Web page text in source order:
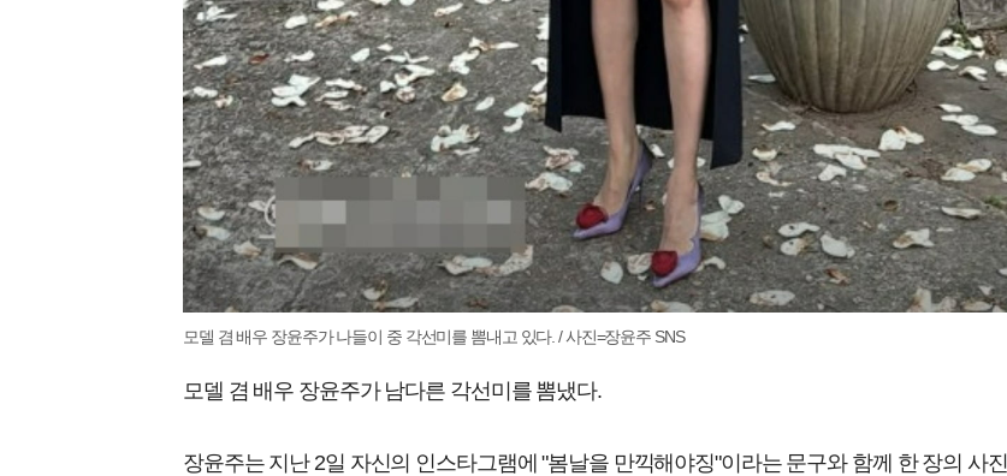
모델 겸 배우 장윤주가 나들이 중 각선미를 뽐내고 있다. / 사진=장윤주 SNS
모델 겸 배우 장윤주가 남다른 각선미를 뽐냈다.
장윤주는 지난 2일 자신의 인스타그램에 "봄날을 만끽해야징"이라는 문구와 함께 한 장의 사진